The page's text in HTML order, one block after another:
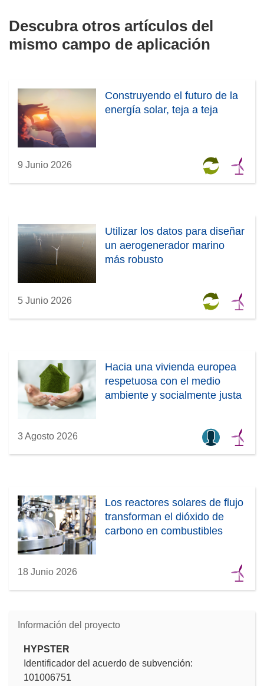
Descubra otros artículos del
mismo campo de aplicación
Construyendo el futuro de la
energía solar, teja a teja
9 Junio 2026
Utilizar los datos para diseñar
un aerogenerador marino
más robusto
5 Junio 2026
Hacia una vivienda europea
respetuosa con el medio
ambiente y socialmente justa
3 Agosto 2026
Los reactores solares de flujo
transforman el dióxido de
carbono en combustibles
18 Junio 2026
Información del proyecto
HYPSTER
Identificador del acuerdo de subvención:
101006751